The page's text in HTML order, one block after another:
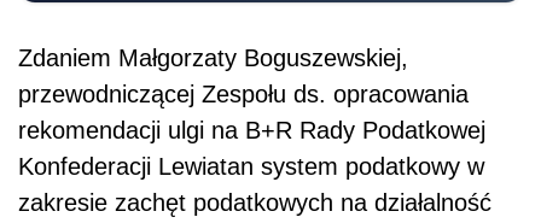
Zdaniem Małgorzaty Boguszewskiej,
przewodniczącej Zespołu ds. opracowania
rekomendacji ulgi na B+R Rady Podatkowej
Konfederacji Lewiatan system podatkowy w
zakresie zachęt podatkowych na działalność